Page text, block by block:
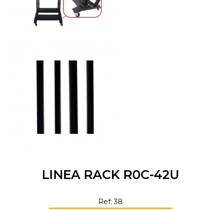
LINEA RACK R0C-42U
Ref: 38